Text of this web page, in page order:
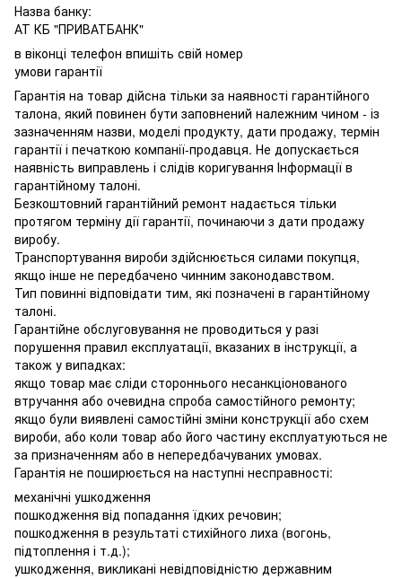
Назва банку:
АТ КБ "ПРИВАТБАНК"
в віконці телефон впишіть свій номер
умови гарантії
Гарантія на товар дійсна тільки за наявності гарантійного
талона, який повинен бути заповнений належним чином - із
зазначенням назви, моделі продукту, дати продажу, термін
гарантії і печаткою компанії-продавця. Не допускається
наявність виправлень і слідів коригування Інформації в
гарантійному талоні.
Безкоштовний гарантійний ремонт надається тільки
протягом терміну дії гарантії, починаючи з дати продажу
виробу.
Транспортування вироби здійснюється силами покупця,
якщо інше не передбачено чинним законодавством.
Тип повинні відповідати тим, які позначені в гарантійному
талоні.
Гарантійне обслуговування не проводиться у разі
порушення правил експлуатації, вказаних в інструкції, а
також у випадках:
якщо товар має сліди стороннього несанкціонованого
втручання або очевидна спроба самостійного ремонту;
якщо були виявлені самостійні зміни конструкції або схем
вироби, або коли товар або його частину експлуатуються не
за призначенням або в непередбачуваних умовах.
Гарантія не поширюється на наступні несправності:
механічні ушкодження
пошкодження від попадання їдких речовин;
пошкодження в результаті стихійного лиха (вогонь,
підтоплення і т.д.);
ушкодження, викликані невідповідністю державним